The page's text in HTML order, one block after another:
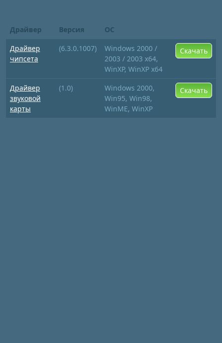
Драйвер Версия
ОС
Драйвер
чипсета
(6.3.0.1007)
Windows 2000 /
2003 / 2003 x64,
WinXP, WinXP x64
Скачать
Драйвер
звуковой
карты
(1.0)
Windows 2000,
Win95, Win98,
WinME, WinXP
Скачать